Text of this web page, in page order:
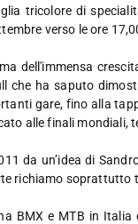
tricolore di
verso le ore
dell'immensa
che ha saputo
gare, fino alla
alle finali mondiali,
da un’idea di
richiamo soprattutto
BMX e MTB in